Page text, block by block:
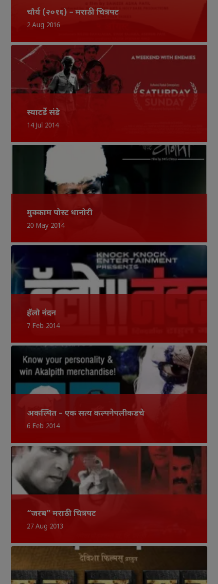
चौर्य (२०१६) – मराठी चित्रपट
2 Aug 2016
स्याटर्डे संडे
14 Jul 2014
मुक्काम पोस्ट धानोरी
20 May 2014
हॅलो नंदन
7 Feb 2014
अकल्पित – एक सत्य कल्पनेपलीकडचे
6 Feb 2014
“जरब” मराठी चित्रपट
27 Aug 2013